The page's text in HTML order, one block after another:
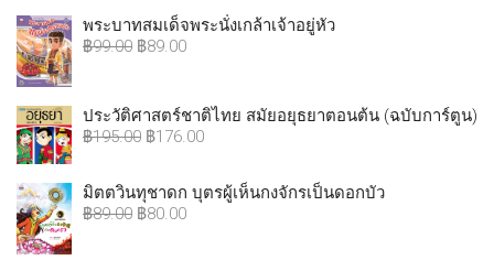
พระบาทสมเด็จพระนั่งเกล้าเจ้าอยู่หัว
฿99.00 ฿89.00
ประวัติศาสตร์ชาติไทย สมัยอยุธยาตอนต้น (ฉบับการ์ตูน)
฿195.00 ฿176.00
มิตตวินทุชาดก บุตรผู้เห็นกงจักรเป็นดอกบัว
฿89.00 ฿80.00